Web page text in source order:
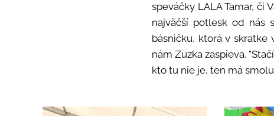
speváčky LALA Tamar, či
najväčší potlesk od nás
básničku, ktorá v skratke
nám Zuzka zaspieva.
kto tu nie je, ten má